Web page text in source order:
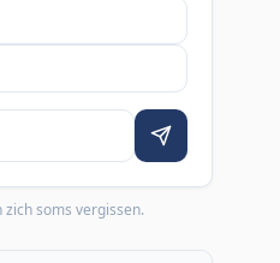
soms vergissen.